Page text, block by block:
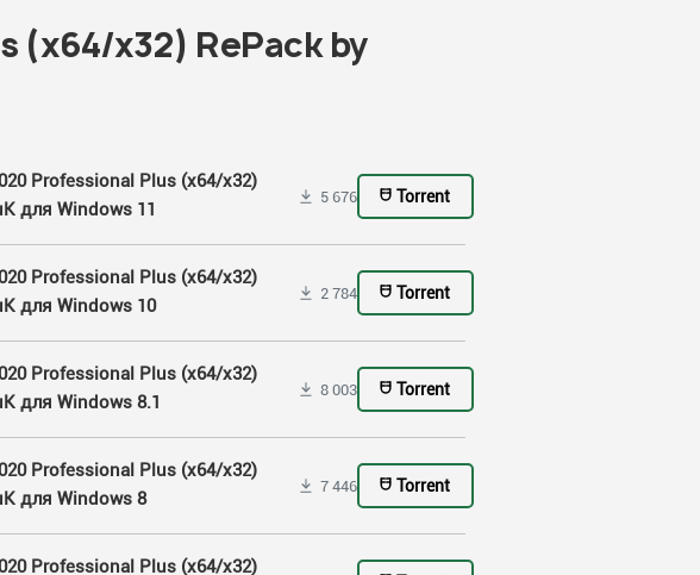
(x64/x32) RePack by
Professional Plus (x64/x32)
для Windows 11
5 676 Torrent
Professional Plus (x64/x32)
для Windows 10
2 784 Torrent
Professional Plus (x64/x32)
для Windows 8.1
8 003 Torrent
Professional Plus (x64/x32)
для Windows 8
7 446 Torrent
Professional Plus (x64/x32)